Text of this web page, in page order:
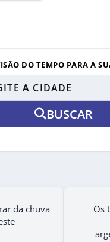
DO TEMPO PARA A
BUSCAR
da chuva
Os